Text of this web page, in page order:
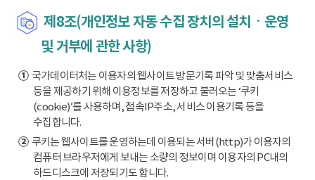
제8조(개인정보 자동 수집 장치의 설치ㆍ운영
및 거부에 관한 사항)
①국가데이터처는 이용자의 웹사이트 방문기록 파악 및 맞춤서비스
등을 제공하기 위해 이용정보를 저장하고 불러오는 ‘쿠키
(cookie)’를 사용하며, 접속IP주소, 서비스 이용기록 등을
수집합니다.
②쿠키는 웹사이트를 운영하는데 이용되는 서버(http)가 이용자의
컴퓨터 브라우저에게 보내는 소량의 정보이며 이용자의 PC내의
하드디스크에 저장되기도 합니다.